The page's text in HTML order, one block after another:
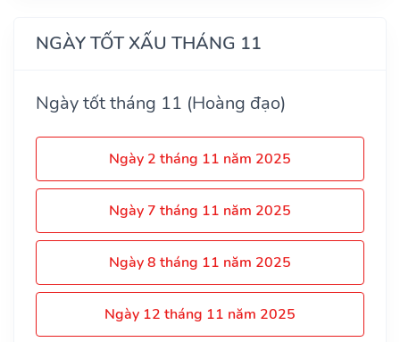
NGÀY TỐT XẤU THÁNG 11
Ngày tốt tháng 11 (Hoàng đạo)
Ngày 2 tháng 11 năm 2025
Ngày 7 tháng 11 năm 2025
Ngày 8 tháng 11 năm 2025
Ngày 12 tháng 11 năm 2025